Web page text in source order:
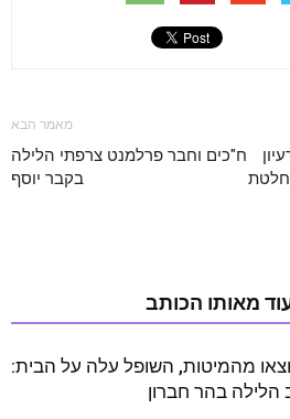
מאמר הבא
ח"כים וחבר פרלמנט צרפתי הלילה
בקבר יוסף
מאותו הכותב
מהמיטות, השופל עלה על הבית:
הלילה בהר חברון